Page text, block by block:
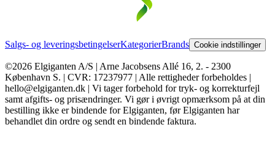
Salgs- og leveringsbetingelserKategorierBrands Cookie indstillinger
©2026 Elgiganten A/S | Arne Jacobsens Allé 16, 2. - 2300
København S. | CVR: 17237977 | Alle rettigheder forbeholdes |
hello@elgiganten.dk | Vi tager forbehold for tryk- og korrekturfejl
samt afgifts- og prisændringer. Vi gør i øvrigt opmærksom på at din
bestilling ikke er bindende for Elgiganten, før Elgiganten har
behandlet din ordre og sendt en bindende faktura.